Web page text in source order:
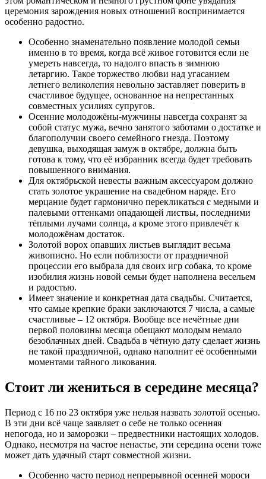
церемония зарождения новых отношений воспринимается
особенно радостно.
Особенно знаменательно появление молодой семьи
именно в то время, когда всё живое готовится если не
умереть навсегда, то надолго впасть в зимнюю
летаргию. Такое торжество любви над угасанием
летнего великолепия невольно заставляет поверить в
счастливое будущее, основанное на непрестанных
совместных усилиях супругов.
Осенние молодожёны-мужчины навсегда сохранят за
собой статус мужа, вечно занятого заботами о достатке и
благополучии своего семейного гнезда. Поэтому
девушка, выходящая замуж в октябре, должна быть
готова к тому, что её избранник всегда будет требовать
повышенного внимания.
Для октябрьской невесты важным аксессуаром должно
стать золотое украшение на свадебном наряде. Его
мерцание будет гармонично перекликаться с медными и
палевыми оттенками опадающей листвы, последними
тёплыми лучами солнца, а кроме этого привлечёт к
молодожёнам достаток.
Золотой ворох опавших листьев выглядит весьма
живописно. Но если поблизости от праздничной
процессии его выбрала для своих игр собака, то кроме
изобилия жизнь новой семьи будет наполнена весельем
и радостью.
Имеет значение и конкретная дата свадьбы. Считается,
что самые крепкие браки заключаются 7 числа, а самые
счастливые – 12 октября. Вообще все нечётные дни
первой половины месяца обещают молодым немало
безоблачных дней. Свадьба в чётную дату сделает жизнь
не такой праздничной, однако наполнит её особенными
моментами тайного ликования.
Стоит ли жениться в середине месяца?
Период с 16 по 23 октября уже нельзя назвать золотой осенью.
В эти дни всё чаще заявляет о себе не только осенняя
непогода, но и заморозки – предвестники настоящих холодов.
Однако, несмотря на частое ненастье, эти середина осени тоже
может дать удачный старт совместной жизни.
Особенно часто период непрерывной осенней мороси